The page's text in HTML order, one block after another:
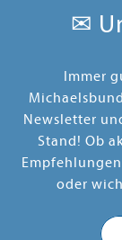
✉
Immer
Newsletter
Stand! Ob
oder